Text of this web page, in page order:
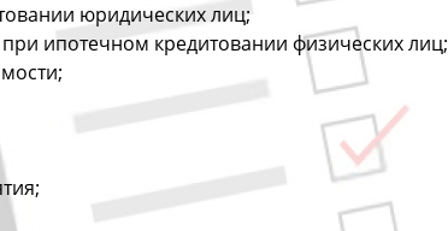
юридических лиц;
ипотечном кредитовании физических лиц;